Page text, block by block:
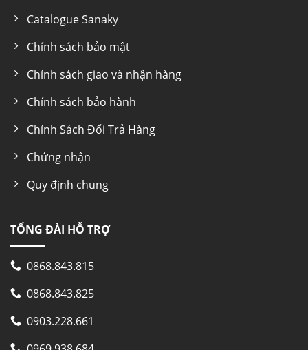
Catalogue Sanaky
Chính sách bảo mật
Chính sách giao và nhận hàng
Chính sách bảo hành
Chính Sách Đổi Trả Hàng
Chứng nhận
Quy định chung
TỔNG ĐÀI HỖ TRỢ
0868.843.815
0868.843.825
0903.228.661